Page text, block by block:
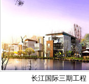
长江国际三期工程